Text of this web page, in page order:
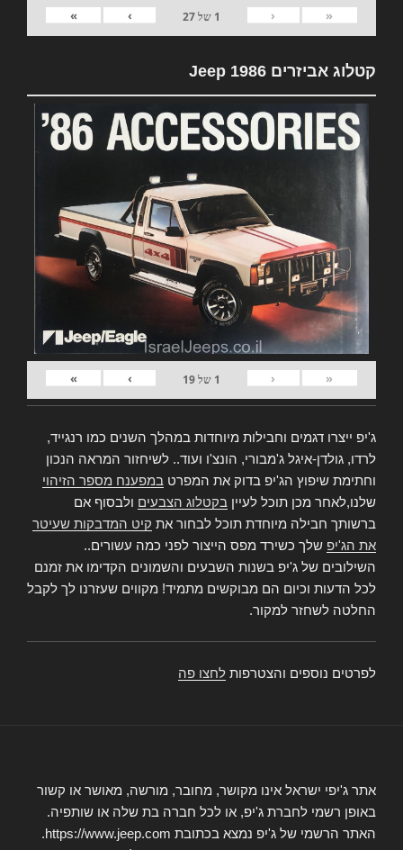
«
‹
1 של27
›
»
קטלוג אביזרים Jeep 1986
«
‹
1 של19
›
»
ג'יפ ייצרו דגמים וחבילות מיוחדות במהלך השנים כמו רנגייד,
לרדו, גולדן-איגל ג'מבורי, הונצ'ו ועוד.. לשיחזור המראה הנכון
וחתימת שיפוץ הג'יפ בדוק את המפרט במפענח מספר הזיהוי
שלנו,לאחר מכן תוכל לעיין בקטלוג הצבעים ולבסוף אם
ברשותך חבילה מיוחדת תוכל לבחור את קיט המדבקות שעיטר
את הג'יפ שלך כשירד מפס הייצור לפני כמה עשורים..
השילובים של ג'יפ בשנות השבעים והשמונים הקדימו את זמנם
לכל הדעות וכיום הם מבוקשים מתמיד! מקווים שעזרנו לך לקבל
החלטה לשחזר למקור.
לפרטים נוספים והצטרפות לחצו פה
אתר ג'יפי ישראל אינו מקושר, מחובר, מורשה, מאושר או קשור
באופן רשמי לחברת ג'יפ, או לכל חברה בת שלה או שותפיה.
האתר הרשמי של ג'יפ נמצא בכתובת https://www.jeep.com.